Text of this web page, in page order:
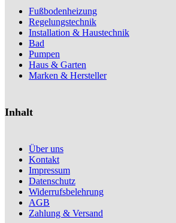
Fußbodenheizung
Regelungstechnik
Installation & Haustechnik
Bad
Pumpen
Haus & Garten
Marken & Hersteller
Inhalt
Über uns
Kontakt
Impressum
Datenschutz
Widerrufsbelehrung
AGB
Zahlung & Versand